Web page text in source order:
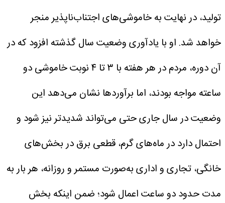
تولید، در نهایت به خاموشی‌های اجتناب‌ناپذیر منجر
خواهد شد. او با یادآوری وضعیت سال گذشته افزود که در
آن دوره، مردم در هر هفته با ۳ تا ۴ نوبت خاموشی دو
ساعته مواجه بودند، اما برآوردها نشان می‌دهد این
وضعیت در سال جاری حتی می‌تواند شدیدتر نیز شود و
احتمال دارد در ماه‌های گرم، قطعی برق در بخش‌های
خانگی، تجاری و اداری به‌صورت مستمر و روزانه، هر بار به
مدت حدود دو ساعت اعمال شود؛ ضمن اینکه بخش